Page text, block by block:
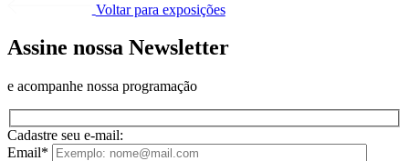
Voltar para exposições
Assine nossa Newsletter
e acompanhe nossa programação
Cadastre seu e-mail:
Email*